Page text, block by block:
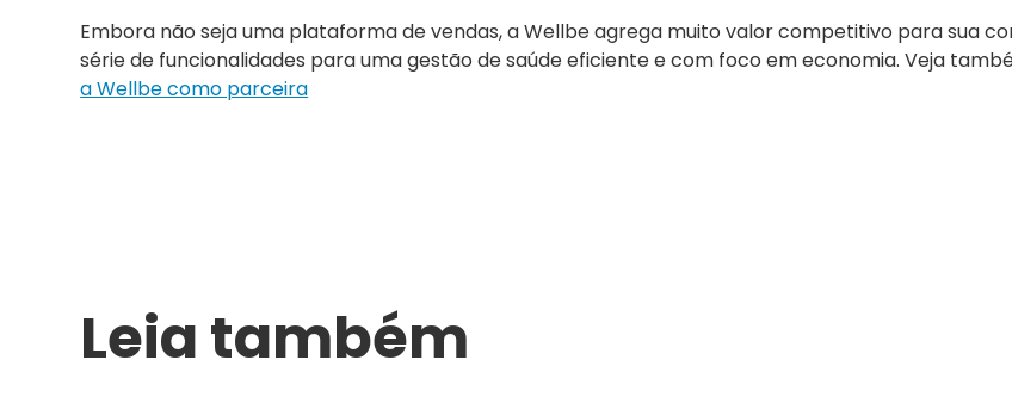
Embora não seja uma plataforma de vendas, a Wellbe agrega muito valor competitivo para sua
série de funcionalidades para uma gestão de saúde eficiente e com foco em economia. Veja
a Wellbe como parceira
Leia também